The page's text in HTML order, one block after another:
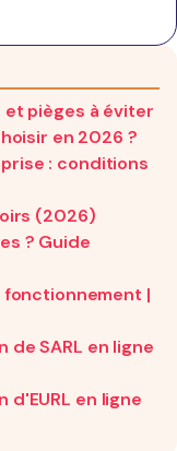
et pièges à éviter
en 2026 ?
: conditions
(2026)
? Guide
|
SARL en ligne
en ligne